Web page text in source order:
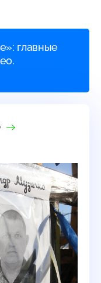
главные